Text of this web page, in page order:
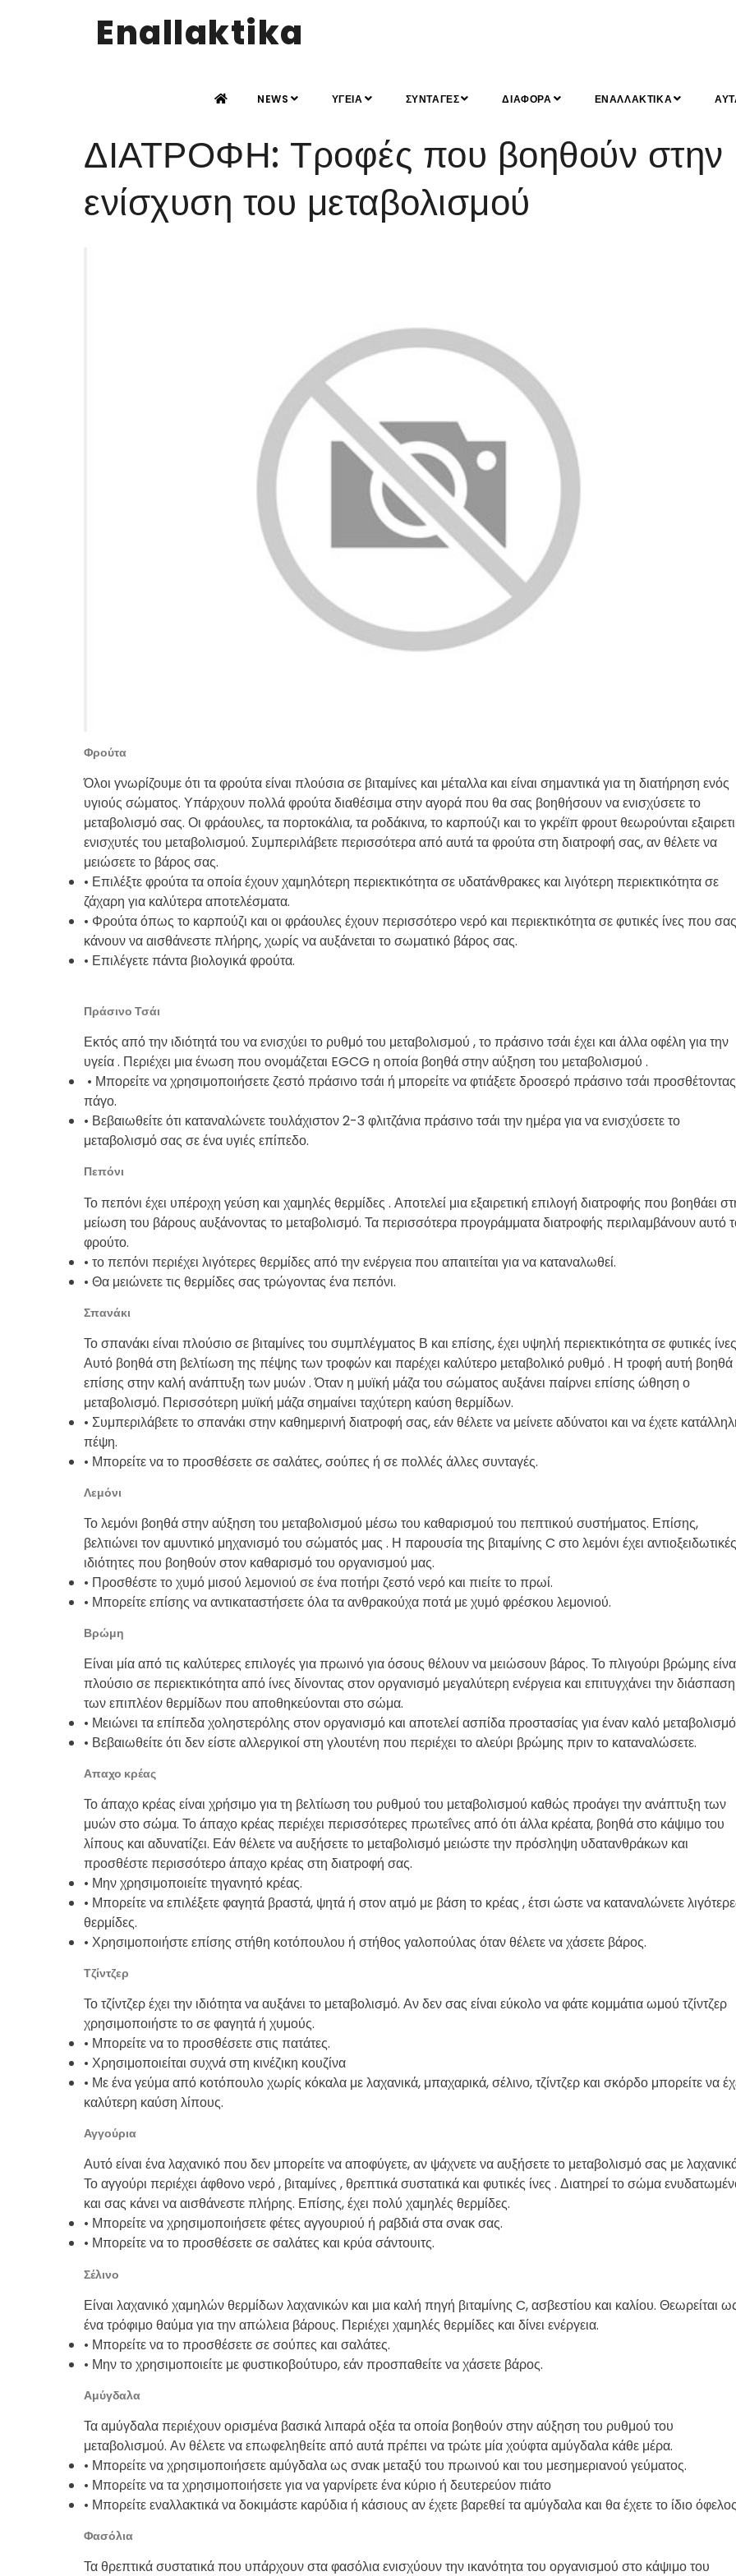
Enallaktika
NEWS ΥΓΕΙΑ ΣΥΝΤΑΓΕΣ ΔΙΑΦΟΡΑ ΕΝΑΛΛΑΚΤΙΚΑ
ΔΙΑΤΡΟΦΗ: Τροφές που βοηθούν στην
ενίσχυση του μεταβολισμού
Φρούτα
Όλοι γνωρίζουμε ότι τα φρούτα είναι πλούσια σε βιταμίνες και μέταλλα και είναι σημαντικά για τη διατήρηση ενός
υγιούς σώματος. Υπάρχουν πολλά φρούτα διαθέσιμα στην αγορά που θα σας βοηθήσουν να ενισχύσετε το
μεταβολισμό σας. Οι φράουλες, τα πορτοκάλια, τα ροδάκινα, το καρπούζι και το γκρέϊπ φρουτ θεωρούνται
ενισχυτές του μεταβολισμού. Συμπεριλάβετε περισσότερα από αυτά τα φρούτα στη διατροφή σας, αν θέλετε να
μειώσετε το βάρος σας.
• Επιλέξτε φρούτα τα οποία έχουν χαμηλότερη περιεκτικότητα σε υδατάνθρακες και λιγότερη περιεκτικότητα σε
ζάχαρη για καλύτερα αποτελέσματα.
• Φρούτα όπως το καρπούζι και οι φράουλες έχουν περισσότερο νερό και περιεκτικότητα σε φυτικές ίνες που σας
κάνουν να αισθάνεστε πλήρης, χωρίς να αυξάνεται το σωματικό βάρος σας.
• Επιλέγετε πάντα βιολογικά φρούτα.
Πράσινο Τσάι
Εκτός από την ιδιότητά του να ενισχύει το ρυθμό του μεταβολισμού , το πράσινο τσάι έχει και άλλα οφέλη για την
υγεία . Περιέχει μια ένωση που ονομάζεται EGCG η οποία βοηθά στην αύξηση του μεταβολισμού .
• Μπορείτε να χρησιμοποιήσετε ζεστό πράσινο τσάι ή μπορείτε να φτιάξετε δροσερό πράσινο τσάι προσθέτοντας
πάγο.
• Βεβαιωθείτε ότι καταναλώνετε τουλάχιστον 2-3 φλιτζάνια πράσινο τσάι την ημέρα για να ενισχύσετε το
μεταβολισμό σας σε ένα υγιές επίπεδο.
Πεπόνι
Το πεπόνι έχει υπέροχη γεύση και χαμηλές θερμίδες . Αποτελεί μια εξαιρετική επιλογή διατροφής που βοηθάει
μείωση του βάρους αυξάνοντας το μεταβολισμό. Τα περισσότερα προγράμματα διατροφής περιλαμβάνουν αυτό
φρούτο.
• το πεπόνι περιέχει λιγότερες θερμίδες από την ενέργεια που απαιτείται για να καταναλωθεί.
• Θα μειώνετε τις θερμίδες σας τρώγοντας ένα πεπόνι.
Σπανάκι
Το σπανάκι είναι πλούσιο σε βιταμίνες του συμπλέγματος Β και επίσης, έχει υψηλή περιεκτικότητα σε φυτικές
Αυτό βοηθά στη βελτίωση της πέψης των τροφών και παρέχει καλύτερο μεταβολικό ρυθμό . Η τροφή αυτή βοηθά
επίσης στην καλή ανάπτυξη των μυών . Όταν η μυϊκή μάζα του σώματος αυξάνει παίρνει επίσης ώθηση ο
μεταβολισμό. Περισσότερη μυϊκή μάζα σημαίνει ταχύτερη καύση θερμίδων.
• Συμπεριλάβετε το σπανάκι στην καθημερινή διατροφή σας, εάν θέλετε να μείνετε αδύνατοι και να έχετε
πέψη.
• Μπορείτε να το προσθέσετε σε σαλάτες, σούπες ή σε πολλές άλλες συνταγές.
Λεμόνι
Το λεμόνι βοηθά στην αύξηση του μεταβολισμού μέσω του καθαρισμού του πεπτικού συστήματος. Επίσης,
βελτιώνει τον αμυντικό μηχανισμό του σώματός μας . Η παρουσία της βιταμίνης C στο λεμόνι έχει αντιοξειδωτικές
ιδιότητες που βοηθούν στον καθαρισμό του οργανισμού μας.
• Προσθέστε το χυμό μισού λεμονιού σε ένα ποτήρι ζεστό νερό και πιείτε το πρωί.
• Μπορείτε επίσης να αντικαταστήσετε όλα τα ανθρακούχα ποτά με χυμό φρέσκου λεμονιού.
Βρώμη
Είναι μία από τις καλύτερες επιλογές για πρωινό για όσους θέλουν να μειώσουν βάρος. Το πλιγούρι βρώμης
πλούσιο σε περιεκτικότητα από ίνες δίνοντας στον οργανισμό μεγαλύτερη ενέργεια και επιτυγχάνει την διάσπαση
των επιπλέον θερμίδων που αποθηκεύονται στο σώμα.
• Μειώνει τα επίπεδα χοληστερόλης στον οργανισμό και αποτελεί ασπίδα προστασίας για έναν καλό
• Βεβαιωθείτε ότι δεν είστε αλλεργικοί στη γλουτένη που περιέχει το αλεύρι βρώμης πριν το καταναλώσετε.
Απαχο κρέας
Το άπαχο κρέας είναι χρήσιμο για τη βελτίωση του ρυθμού του μεταβολισμού καθώς προάγει την ανάπτυξη των
μυών στο σώμα. Το άπαχο κρέας περιέχει περισσότερες πρωτεΐνες από ότι άλλα κρέατα, βοηθά στο κάψιμο του
λίπους και αδυνατίζει. Εάν θέλετε να αυξήσετε το μεταβολισμό μειώστε την πρόσληψη υδατανθράκων και
προσθέστε περισσότερο άπαχο κρέας στη διατροφή σας.
• Μην χρησιμοποιείτε τηγανητό κρέας.
• Μπορείτε να επιλέξετε φαγητά βραστά, ψητά ή στον ατμό με βάση το κρέας , έτσι ώστε να καταναλώνετε
θερμίδες.
• Χρησιμοποιήστε επίσης στήθη κοτόπουλου ή στήθος γαλοπούλας όταν θέλετε να χάσετε βάρος.
Τζίντζερ
Το τζίντζερ έχει την ιδιότητα να αυξάνει το μεταβολισμό. Αν δεν σας είναι εύκολο να φάτε κομμάτια ωμού τζίντζερ
χρησιμοποιήστε το σε φαγητά ή χυμούς.
• Μπορείτε να το προσθέσετε στις πατάτες.
• Χρησιμοποιείται συχνά στη κινέζικη κουζίνα
• Με ένα γεύμα από κοτόπουλο χωρίς κόκαλα με λαχανικά, μπαχαρικά, σέλινο, τζίντζερ και σκόρδο μπορείτε να
καλύτερη καύση λίπους.
Αγγούρια
Αυτό είναι ένα λαχανικό που δεν μπορείτε να αποφύγετε, αν ψάχνετε να αυξήσετε το μεταβολισμό σας με
Το αγγούρι περιέχει άφθονο νερό , βιταμίνες , θρεπτικά συστατικά και φυτικές ίνες . Διατηρεί το σώμα
και σας κάνει να αισθάνεστε πλήρης. Επίσης, έχει πολύ χαμηλές θερμίδες.
• Μπορείτε να χρησιμοποιήσετε φέτες αγγουριού ή ραβδιά στα σνακ σας.
• Μπορείτε να το προσθέσετε σε σαλάτες και κρύα σάντουιτς.
Σέλινο
Είναι λαχανικό χαμηλών θερμίδων λαχανικών και μια καλή πηγή βιταμίνης C, ασβεστίου και καλίου. Θεωρείται
ένα τρόφιμο θαύμα για την απώλεια βάρους. Περιέχει χαμηλές θερμίδες και δίνει ενέργεια.
• Μπορείτε να το προσθέσετε σε σούπες και σαλάτες.
• Μην το χρησιμοποιείτε με φυστικοβούτυρο, εάν προσπαθείτε να χάσετε βάρος.
Αμύγδαλα
Τα αμύγδαλα περιέχουν ορισμένα βασικά λιπαρά οξέα τα οποία βοηθούν στην αύξηση του ρυθμού του
μεταβολισμού. Αν θέλετε να επωφεληθείτε από αυτά πρέπει να τρώτε μία χούφτα αμύγδαλα κάθε μέρα.
• Μπορείτε να χρησιμοποιήσετε αμύγδαλα ως σνακ μεταξύ του πρωινού και του μεσημεριανού γεύματος.
• Μπορείτε να τα χρησιμοποιήσετε για να γαρνίρετε ένα κύριο ή δευτερεύον πιάτο
• Μπορείτε εναλλακτικά να δοκιμάστε καρύδια ή κάσιους αν έχετε βαρεθεί τα αμύγδαλα και θα έχετε το ίδιο
Φασόλια
Τα θρεπτικά συστατικά που υπάρχουν στα φασόλια ενισχύουν την ικανότητα του οργανισμού στο κάψιμο του